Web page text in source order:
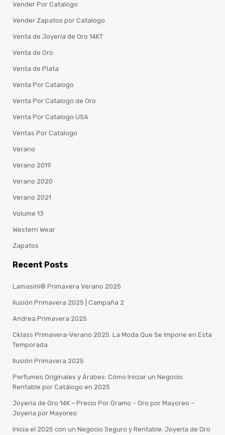
Vender Por Catalogo
Vender Zapatos por Catalogo
Venta de Joyería de Oro 14KT
Venta de Oro
Venta de Plata
Venta Por Catalogo
Venta Por Catalogo de Oro
Venta Por Catalogo USA
Ventas Por Catalogo
Verano
Verano 2019
Verano 2020
Verano 2021
Volume 13
Western Wear
Zapatos
Recent Posts
Lamasini® Primavera Verano 2025
Ilusión Primavera 2025 | Campaña 2
Andrea Primavera 2025
Cklass Primavera-Verano 2025: La Moda Que Se Impone en Esta
Temporada
Ilusión Primavera 2025
Perfumes Originales y Árabes: Cómo Iniciar un Negocio
Rentable por Catálogo en 2025
Joyería de Oro 14K – Precio Por Gramo – Oro por Mayoreo –
Joyeria por Mayoreo
Inicia el 2025 con un Negocio Seguro y Rentable: Joyería de Oro